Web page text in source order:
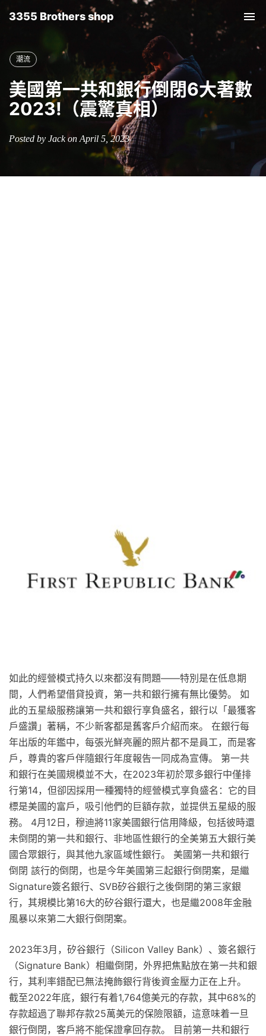
3355 Brothers shop
潮流
美國第一共和銀行倒閉6大著數
2023!（震驚真相）
Posted by Jack on April 5, 2023
如此的經營模式持久以來都沒有問題——特別是在低息期
間，人們希望借貸投資，第一共和銀行擁有無比優勢。 如
此的五星級服務讓第一共和銀行享負盛名，銀行以「最獲客
戶盛讚」著稱，不少新客都是舊客戶介紹而來。 在銀行每
年出版的年鑑中，每張光鮮亮麗的照片都不是員工，而是客
戶，尊貴的客戶伴隨銀行年度報告一同成為宣傳。 第一共
和銀行在美國規模並不大，在2023年初於眾多銀行中僅排
行第14，但卻因採用一種獨特的經營模式享負盛名：它的目
標是美國的富戶，吸引他們的巨額存款，並提供五星級的服
務。 4月12日，穆迪將11家美國銀行信用降級，包括彼時還
未倒閉的第一共和銀行、非地區性銀行的全美第五大銀行美
國合眾銀行，與其他九家區域性銀行。 美國第一共和銀行
倒閉 該行的倒閉，也是今年美國第三起銀行倒閉案，是繼
Signature簽名銀行、SVB矽谷銀行之後倒閉的第三家銀
行，其規模比第16大的矽谷銀行還大，也是繼2008年金融
風暴以來第二大銀行倒閉案。
2023年3月，矽谷銀行（Silicon Valley Bank）、簽名銀行
（Signature Bank）相繼倒閉，外界把焦點放在第一共和銀
行，其利率錯配已無法掩飾銀行背後資金壓力正在上升。
截至2022年底，銀行有着1,764億美元的存款，其中68%的
存款超過了聯邦存款25萬美元的保險限額，這意味着一旦
銀行倒閉，客戶將不能保證拿回存款。 目前第一共和銀行